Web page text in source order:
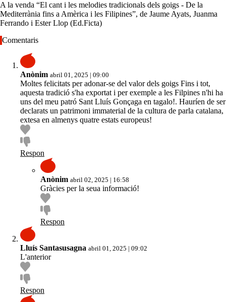
A la venda “El cant i les melodies tradicionals dels goigs - De la
Mediterrània fins a Amèrica i les Filipines”, de Jaume Ayats, Juanma
Ferrando i Ester Llop (Ed.Ficta)
Comentaris
Anònim abril 01, 2025 | 09:00
Moltes felicitats per adonar-se del valor dels goigs Fins i tot,
aquesta tradició s'ha exportat i per exemple a les Filpines n'hi ha
uns del meu patró Sant Lluís Gonçaga en tagalo!. Hauríen de ser
declarats un patrimoni immaterial de la cultura de parla catalana,
extesa en almenys quatre estats europeus!
Respon
Anònim abril 02, 2025 | 16:58
Gràcies per la seua informació!
Respon
Lluís Santasusagna abril 01, 2025 | 09:02
L'anterior
Respon